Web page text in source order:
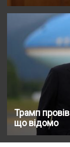
Трамп
що відомо